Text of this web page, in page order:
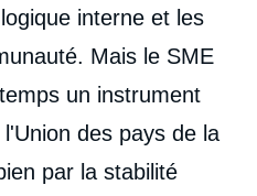
interne et les
Mais le SME
un instrument
des pays de la
par la stabilité